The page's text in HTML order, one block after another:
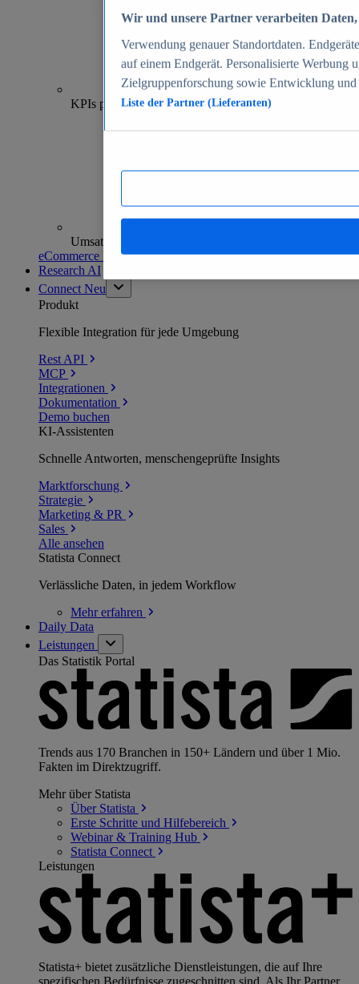
70+
KPIs pro Shop
Umsatzanalysen und -prognosen
eCommerce Insights entdecken
Research AI
Connect Neu
Produkt
Flexible Integration für jede Umgebung
Rest API
MCP
Integrationen
Dokumentation
Demo buchen
KI-Assistenten
Schnelle Antworten, menschengeprüfte Insights
Marktforschung
Strategie
Marketing & PR
Sales
Alle ansehen
Statista Connect
Verlässliche Daten, in jedem Workflow
Mehrerfahren
Daily Data
Leistungen
Das Statistik Portal
Trends aus 170 Branchen in 150+ Ländern und über 1 Mio.
Fakten im Direktzugriff.
Mehr über Statista
Über Statista
Erste Schritte und Hilfebereich
Webinar & Training Hub
Statista Connect
Leistungen
Statista+ bietet zusätzliche Dienstleistungen, die auf Ihre
spezifischen Bedürfnisse zugeschnitten sind. Als Ihr Partner
Wir und unsere Partner verarbeiten
Verwendung genauer Standortdaten.
auf einem Endgerät. Personalisierte Werbung
Zielgruppenforschung sowie Entwicklung
Liste der Partner (Lieferanten)